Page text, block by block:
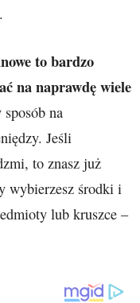
to bardzo
na naprawdę wiele
na
Jeśli
to znasz już
wybierzesz środki i
lub kruszce –